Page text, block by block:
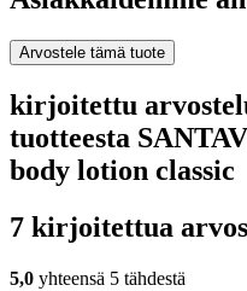
Arvostele tämä tuote
kirjoitettu
tuotteesta
body lotion classic
7 kirjoitettua
5,0 yhteensä 5 tähdestä